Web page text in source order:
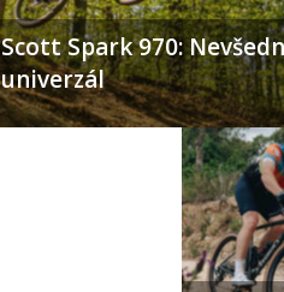
Scott Spark 970:
univerzál